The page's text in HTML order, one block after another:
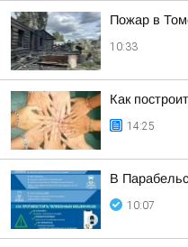
Пожар в
10:33
Как
14:25
В
10:07